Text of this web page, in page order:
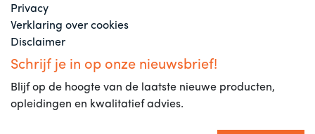
Privacy
Verklaring over cookies
Disclaimer
Schrijf je in op onze nieuwsbrief!
Blijf op de hoogte van de laatste nieuwe producten,
opleidingen en kwalitatief advies.